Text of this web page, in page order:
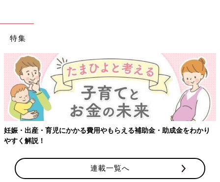
特集
妊娠・出産・育児にかかる費用やもらえる補助金・助成金をわかり
やすく解説！
連載一覧へ